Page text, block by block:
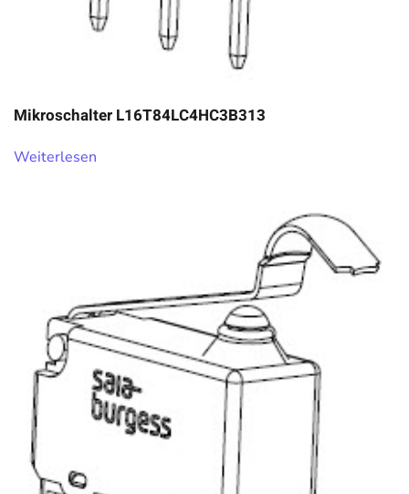
Mikroschalter L16T84LC4HC3B313
Weiterlesen